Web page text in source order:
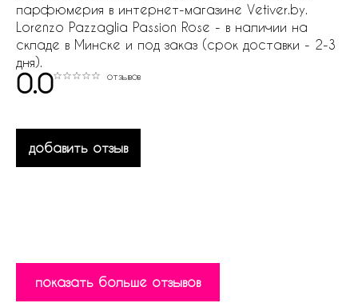
парфюмерия в интернет-магазине Vetiver.by.
Lorenzo Pazzaglia Passion Rose - в наличии на
складе в Минске и под заказ (срок доставки - 2-3
дня).
0.0 отзывов
добавить отзыв
показать больше отзывов